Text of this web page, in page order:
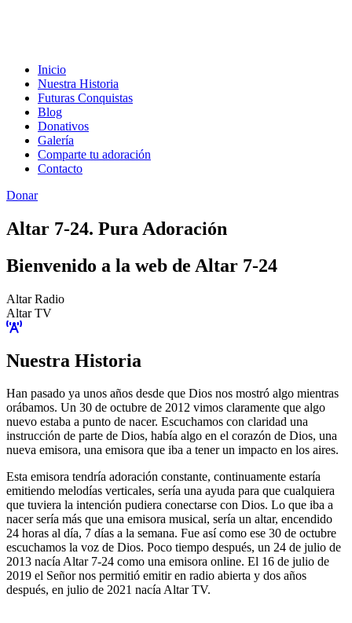
Inicio
Nuestra Historia
Futuras Conquistas
Blog
Donativos
Galería
Comparte tu adoración
Contacto
Donar
Altar 7-24. Pura Adoración
Bienvenido a la web de Altar 7-24
Altar Radio
Altar TV
Nuestra Historia
Han pasado ya unos años desde que Dios nos mostró algo mientras
orábamos. Un 30 de octubre de 2012 vimos claramente que algo
nuevo estaba a punto de nacer. Escuchamos con claridad una
instrucción de parte de Dios, había algo en el corazón de Dios, una
nueva emisora, una emisora que iba a tener un impacto en los aires.
Esta emisora tendría adoración constante, continuamente estaría
emitiendo melodías verticales, sería una ayuda para que cualquiera
que tuviera la intención pudiera conectarse con Dios. Lo que iba a
nacer sería más que una emisora musical, sería un altar, encendido
24 horas al día, 7 días a la semana. Fue así como ese 30 de octubre
escuchamos la voz de Dios. Poco tiempo después, un 24 de julio de
2013 nacía Altar 7-24 como una emisora online. El 16 de julio de
2019 el Señor nos permitió emitir en radio abierta y dos años
después, en julio de 2021 nacía Altar TV.